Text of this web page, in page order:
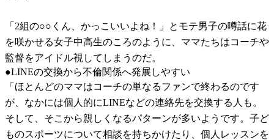
「2組の○○くん、かっこいいよね！」とモテ男子の噂話に花
を咲かせる女子中高生のころのように、ママたちはコーチや
監督をアイドル視してしまうのだ。
●LINEの交換から不倫関係へ発展しやすい
「ほとんどのママはコーチの単なるファンで終わるのです
が、なかには個人的にLINEなどの連絡先を交換する人も。
そして、そこから親しくなるパターンが多いようです。子ど
ものスポーツについて相談を持ちかけたり、個人レッスンを